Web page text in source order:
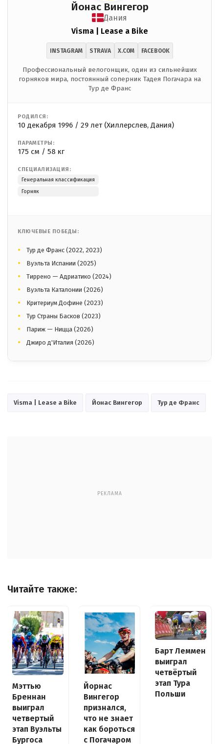
Йонас Вингегор
Дания
Visma | Lease a Bike
INSTAGRAM STRAVA X.COM FACEBOOK
Профессиональный велогонщик, один из сильнейших
горняков мира, постоянный соперник Тадея Погачара на
Тур де Франс
РОДИЛСЯ:
10 декабря 1996 / 29 лет (Хиллерслев, Дания)
ПАРАМЕТРЫ:
175 см / 58 кг
СПЕЦИАЛИЗАЦИЯ:
Генеральная классификация
Горняк
КЛЮЧЕВЫЕ ПОБЕДЫ:
Тур де Франс (2022, 2023)
Вуэльта Испании (2025)
Тиррено — Адриатико (2024)
Вуэльта Каталонии (2026)
Критериум Дофине (2023)
Тур Страны Басков (2023)
Париж — Ницца (2026)
Джиро д'Италия (2026)
Visma | Lease a Bike Йонас Вингегор Тур де Франс
РЕКЛАМА
Читайте также:
Мэттью
Бреннан
выиграл
четвертый
этап Вуэльты
Бургоса
Йорнас
Вингегор
признался,
что не знает
как бороться
с Погачаром
Барт Леммен
выиграл
четвёртый
этап Тура
Польши